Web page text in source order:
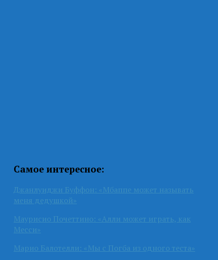
Самое интересное:
Джанлуиджи Буффон: «Мбаппе может называть
меня дедушкой»
Маурисио Почеттино: «Алли может играть, как
Месси»
Марио Балотелли: «Мы с Погба из одного теста»